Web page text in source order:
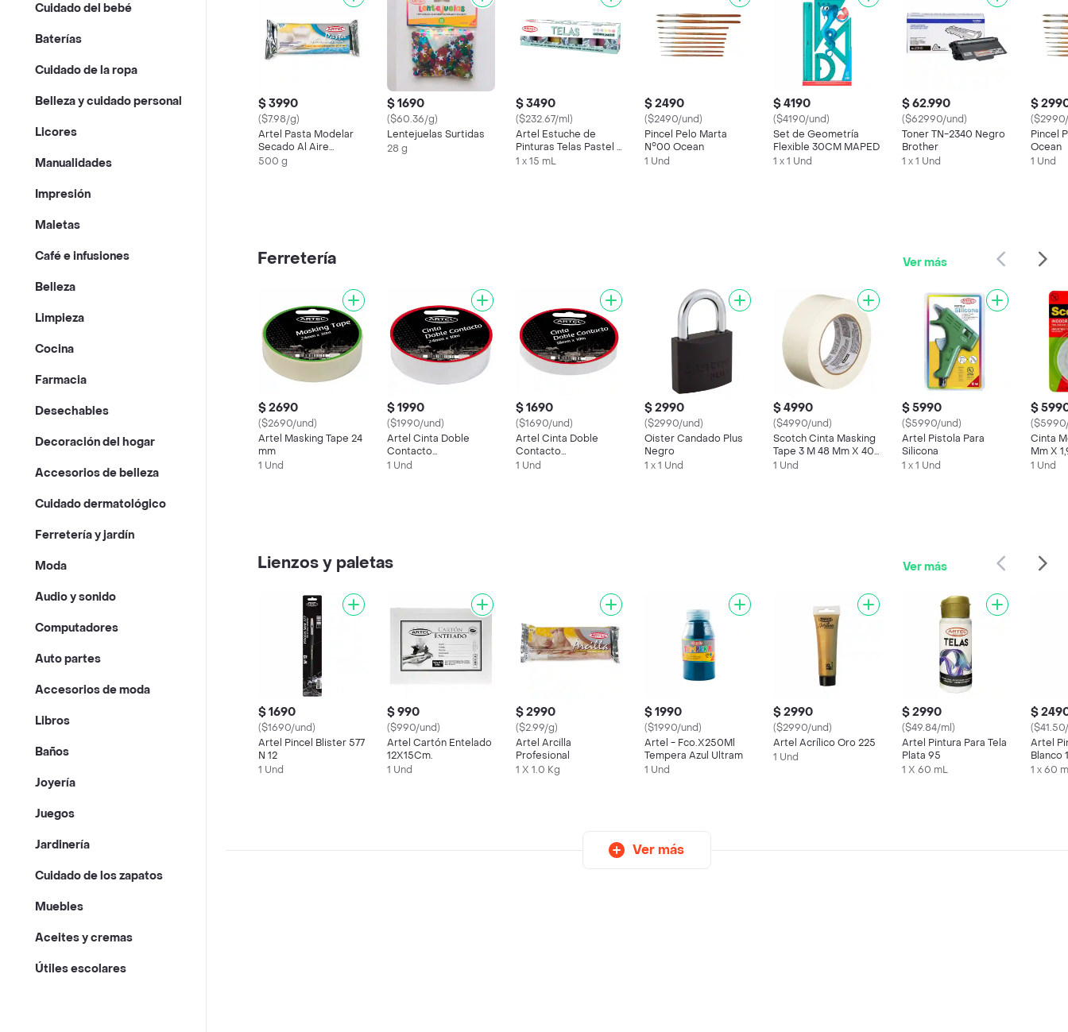
Cuidado del bebé
Baterías
Cuidado de la ropa
Belleza y cuidado personal
Licores
Manualidades
Impresión
Maletas
Café e infusiones
Belleza
Limpieza
Cocina
Farmacia
Desechables
Decoración del hogar
Accesorios de belleza
Cuidado dermatológico
Ferretería y jardín
Moda
Audio y sonido
Computadores
Auto partes
Accesorios de moda
Libros
Baños
Joyería
Juegos
Jardinería
Cuidado de los zapatos
Muebles
Aceites y cremas
Útiles escolares
$ 3990
($7.98/g)
Artel Pasta Modelar
Secado Al Aire
500Grs.
500 g
$ 1690
($60.36/g)
Lentejuelas Surtidas
28 g
$ 3490
($232.67/ml)
Artel Estuche de
Pinturas Telas Pastel 6
Colores
1 x 15 mL
$ 2490
($2490/und)
Pincel Pelo Marta
N°00 Ocean
1 Und
$ 4190
($4190/und)
Set de Geometría
Flexible 30CM MAPED
1 x 1 Und
$ 62.990
($62990/und)
Toner TN-2340 Negro
Brother
1 x 1 Und
$
Pincel
Ocean
1 Und
Ferretería Ver más
$ 2690
($2690/und)
Artel Masking Tape 24
mm
1 Und
$ 1990
($1990/und)
Artel Cinta Doble
Contacto
24Mmx10Mts.
1 Und
$ 1690
($1690/und)
Artel Cinta Doble
Contacto
18Mmx10Mts.
1 Und
$ 2990
($2990/und)
Oister Candado Plus
Negro
1 x 1 Und
$ 4990
($4990/und)
Scotch Cinta Masking
Tape 3 M 48 Mm X 40
M
1 Und
$ 5990
($5990/und)
Artel Pistola Para
Silicona
1 x 1 Und
$
Cinta
Mm X
1 Und
Lienzos y paletas Ver más
$ 1690
($1690/und)
Artel Pincel Blister 577
N 12
1 Und
$ 990
($990/und)
Artel Cartón Entelado
12X15Cm.
1 Und
$ 2990
($2.99/g)
Artel Arcilla
Profesional
1 X 1.0 Kg
$ 1990
($1990/und)
Artel - Fco.X250Ml
Tempera Azul Ultram
1 Und
$ 2990
($2990/und)
Artel Acrílico Oro 225
1 Und
$ 2990
($49.84/ml)
Artel Pintura Para Tela
Plata 95
1 X 60 mL
$
Artel
Blanco
1 x 60
Ver más